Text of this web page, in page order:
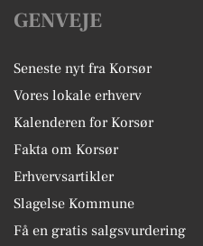
GENVEJE
Seneste nyt fra Korsør
Vores lokale erhverv
Kalenderen for Korsør
Fakta om Korsør
Erhvervsartikler
Slagelse Kommune
Få en gratis salgsvurdering